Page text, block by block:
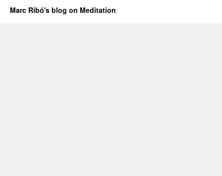
Marc Ribó's blog on Meditation